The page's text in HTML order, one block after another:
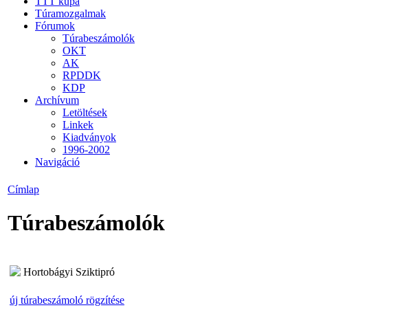
Túramozgalmak
Fórumok
Túrabeszámolók
OKT
AK
RPDDK
KDP
Archívum
Letöltések
Linkek
Kiadványok
1996-2002
Navigáció
Címlap
Túrabeszámolók
Hortobágyi Sziktipró
új túrabeszámoló rögzítése